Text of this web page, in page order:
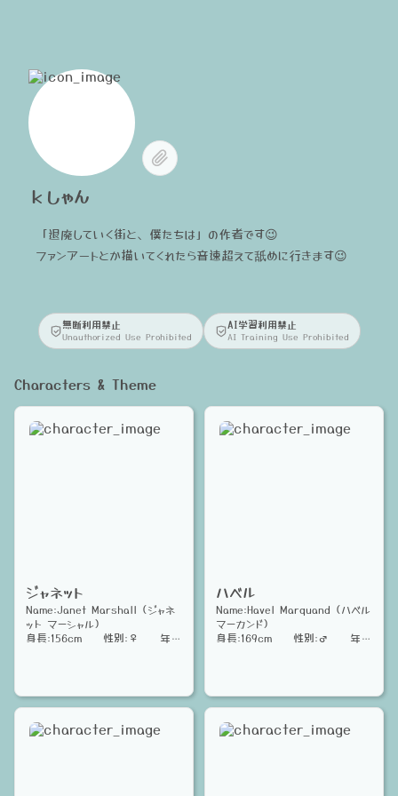
ｋしゃん
「退廃していく街と、僕たちは」の作者です😉
ファンアートとか描いてくれたら音速超えて舐めに行きます😉
無断利用禁止
Unauthorized Use Prohibited
AI学習利用禁止
AI Training Use Prohibited
Characters & Theme
ジャネット
Name:Janet Marshall（ジャネ
ット マーシャル）
身長:156cm 性別:♀ 年
都市側主人公。こう見えて馬鹿
力。ハベルとアデルの幼馴染兼親
友。ゴーグルと顔文字パッチを3
人で揃えようと提案し、実行した
ハベル
Name:Havel Marquand（ハベル
マーカンド）
身長:169cm 性別:♂ 年
ク少年、フレンドリーでわんぱくな
性格をしている。ジャネットが連れ
ている惑星さんを直した人。星さん
もちょっと直した。口癖は「オレっ